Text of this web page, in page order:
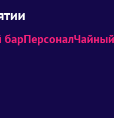
барПерсонал